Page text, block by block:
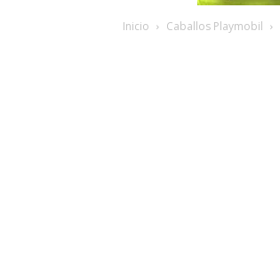
Inicio Caballos Playmobil